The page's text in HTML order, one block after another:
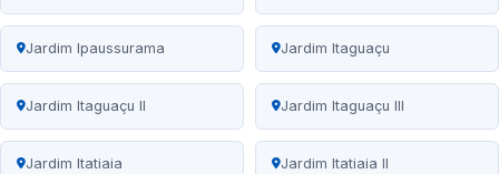
Jardim Ipaussurama Jardim Itaguaçu
Jardim Itaguaçu II Jardim Itaguaçu III
Jardim Itatiaia Jardim Itatiaia II